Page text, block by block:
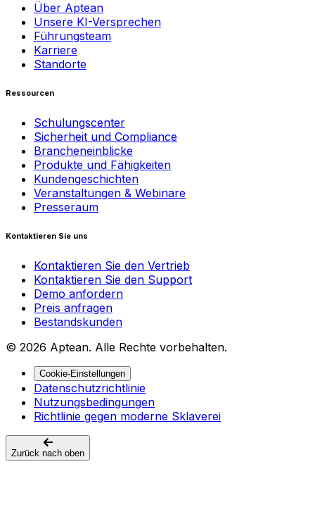
Über Aptean
Unsere KI-Versprechen
Führungsteam
Karriere
Standorte
Ressourcen
Schulungscenter
Sicherheit und Compliance
Brancheneinblicke
Produkte und Fähigkeiten
Kundengeschichten
Veranstaltungen & Webinare
Presseraum
Kontaktieren Sie uns
Kontaktieren Sie den Vertrieb
Kontaktieren Sie den Support
Demo anfordern
Preis anfragen
Bestandskunden
© 2026 Aptean. Alle Rechte vorbehalten.
Cookie-Einstellungen
Datenschutzrichtlinie
Nutzungsbedingungen
Richtlinie gegen moderne Sklaverei
Zurück nach oben